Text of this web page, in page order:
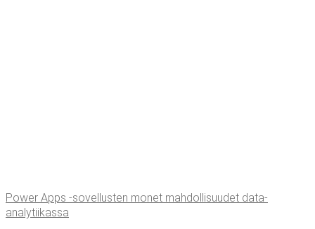
Power Apps ‑sovel­lus­ten monet mah­dol­li­suu­det data-
analytiikassa